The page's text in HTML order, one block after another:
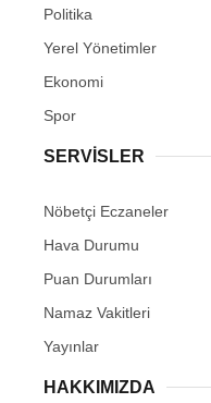
Politika
Yerel Yönetimler
Ekonomi
Spor
SERVİSLER
Nöbetçi Eczaneler
Hava Durumu
Puan Durumları
Namaz Vakitleri
Yayınlar
HAKKIMIZDA